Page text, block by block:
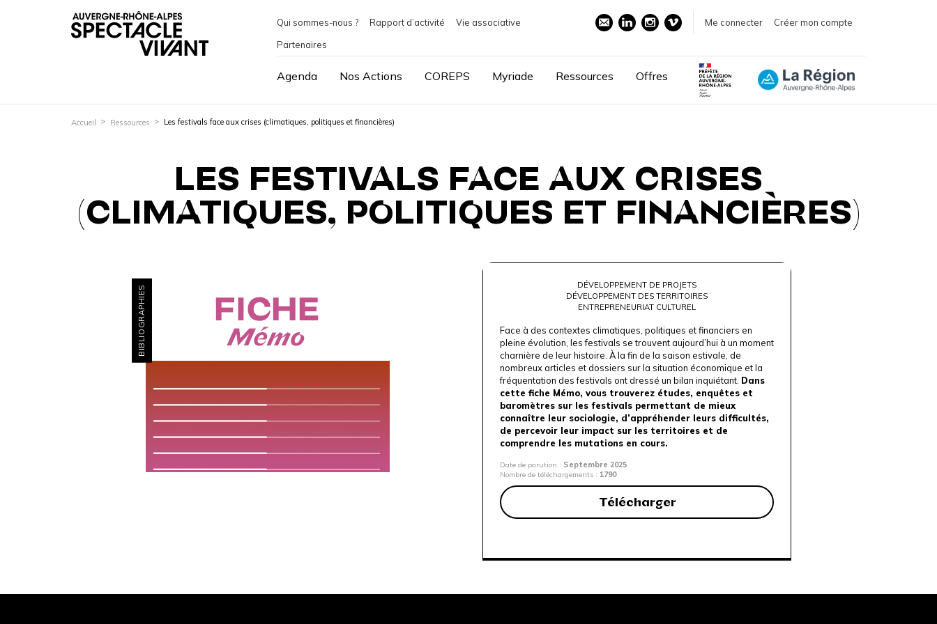
Qui sommes-nous ? Rapport d’activité
Vie associative
Partenaires
Me connecter Créer mon compte
Agenda Nos Actions COREPS Myriade Ressources Offres
Accueil Ressources Les festivals face aux crises (climatiques, politiques et financières)
LES FESTIVALS FACE AUX CRISES
(CLIMATIQUES, POLITIQUES ET FINANCIÈRES)
BIBLIOGRAPHIES
DÉVELOPPEMENT DE PROJETS
DÉVELOPPEMENT DES TERRITOIRES
ENTREPRENEURIAT CULTUREL
Face à des contextes climatiques, politiques et financiers en
pleine évolution, les festivals se trouvent aujourd’hui à un moment
charnière de leur histoire. À la fin de la saison estivale, de
nombreux articles et dossiers sur la situation économique et la
fréquentation des festivals ont dressé un bilan inquiétant. Dans
cette fiche Mémo, vous trouverez études, enquêtes et
baromètres sur les festivals permettant de mieux
connaître leur sociologie, d’appréhender leurs difficultés,
de percevoir leur impact sur les territoires et de
comprendre les mutations en cours.
Date de parution : Septembre 2025
Nombre de téléchargements : 1790
Télécharger